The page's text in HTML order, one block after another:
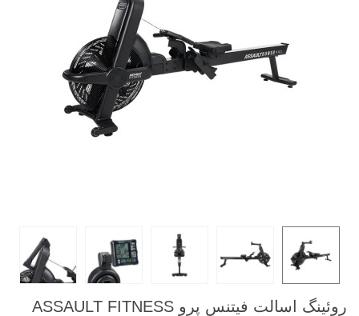
روئینگ اسالت فیتنس پرو ASSAULT FITNESS